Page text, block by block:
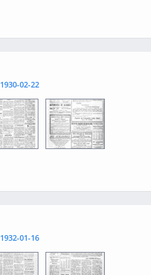
1930-02-22
0004
1932-01-16